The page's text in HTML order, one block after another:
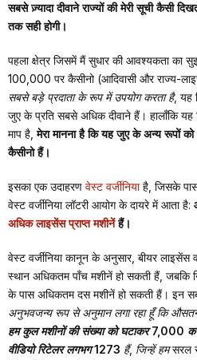
सबसे ज़्यादा दीवाने राज्यों की मेरी सूची कैसी
तक सही होगी।
पहला क्षेत्र जिसमें मैं सुधार की आवश्यकता का
100,000 पर कैसीनो (आदिवासी और राज्य-
सबसे बड़े प्रदाता के रूप में उपयोग करता है, यह
जुए के प्रति सबसे अधिक दीवाने हैं। हालाँकि
माप है,मेरा मानना है कि यह जुए के अन्य रूपों
कैसीनो हैं।
इसका एक उदाहरण वेस्ट वर्जीनियाहै, जिसके पास
वेस्ट वर्जीनिया लॉटरी आयोग के दायरे में आता है:
अधिक लाइसेंस प्राप्त मशीनेंहैं।
वेस्ट वर्जीनिया कानून के अनुसार, बीयर लाइसेंस
स्थान अधिकतम पाँच मशीनें हो सकती हैं, जबकि
के पास अधिकतम दस मशीनें हो सकती हैं। इन
अनुभवजन्य रूप से अनुमान लगा रहा हूँ कि
हम कुल मशीनों की संख्या को घटाकर 7,000
वीडियो रिटेलर लगभग 1273 हैं, जिन्हें हमसरल